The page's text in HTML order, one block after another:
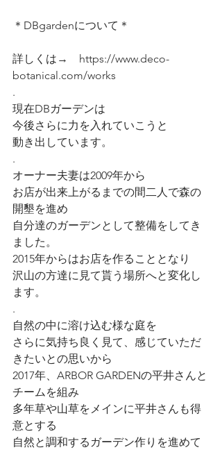
＊DBgardenについて＊
詳しくは→　https://www.deco-
botanical.com/works
.
現在DBガーデンは
今後さらに力を入れていこうと
動き出しています。
.
オーナー夫妻は2009年から
お店が出来上がるまでの間二人で森の
開墾を進め
自分達のガーデンとして整備をしてき
ました。
2015年からはお店を作ることとなり
沢山の方達に見て貰う場所へと変化し
ます。
.
自然の中に溶け込む様な庭を
さらに気持ち良く見て、感じていただ
きたいとの思いから
2017年、ARBOR GARDENの平井さんと
チームを組み
多年草や山草をメインに平井さんも得
意とする
自然と調和するガーデン作りを進めて